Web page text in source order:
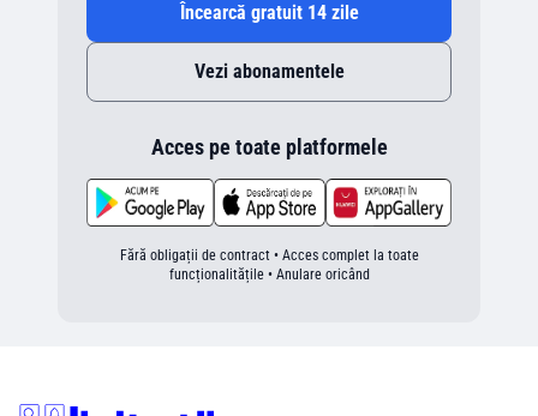
Încearcă gratuit 14 zile
Vezi abonamentele
Acces pe toate platformele
Fără obligații de contract • Acces complet la toate
funcționalitățile • Anulare oricând